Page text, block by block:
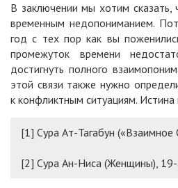
В заключении мы хотим сказать,
временным недопониманием.
год с тех пор как вы
промежуток времени
достигнуть полного
этой связи также нужно
к конфликтным ситуациям.
[1] Сура Ат-Тагабун
[2] Сура Ан-Ниса (Женщины), 19-